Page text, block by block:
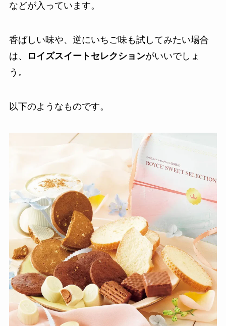
などが入っています。
香ばしい味や、逆にいちご味も試してみたい場合
は、
ロイズスイートセレクションがいいでしょ
う。
以下のようなものです。